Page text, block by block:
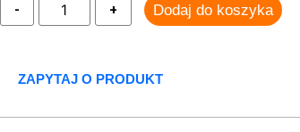
Dodaj do koszyka
ZAPYTAJ O PRODUKT